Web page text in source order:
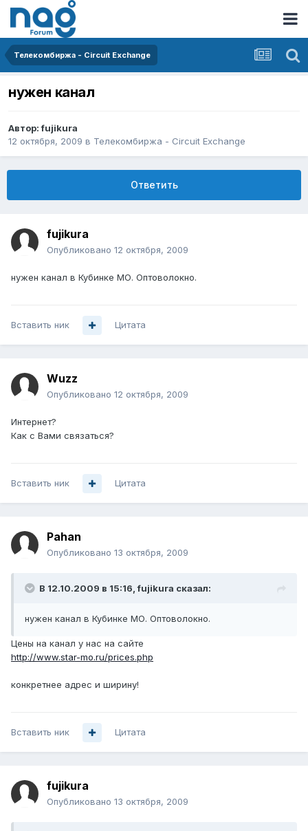
Телекомбиржа - Circuit Exchange
нужен канал
Автор:fujikura
12 октября, 2009 в Телекомбиржа - Circuit Exchange
Ответить
fujikura
Опубликовано 12 октября, 2009
нужен канал в Кубинке МО. Оптоволокно.
Вставить ник Цитата
Wuzz
Опубликовано 12 октября, 2009
Интернет?
Как с Вами связаться?
Вставить ник Цитата
Pahan
Опубликовано 13 октября, 2009
В 12.10.2009 в 15:16, fujikura сказал:
нужен канал в Кубинке МО. Оптоволокно.
Цены на канал у нас на сайте
http://www.star-mo.ru/prices.php
конкретнее адрес и ширину!
Вставить ник Цитата
fujikura
Опубликовано 13 октября, 2009